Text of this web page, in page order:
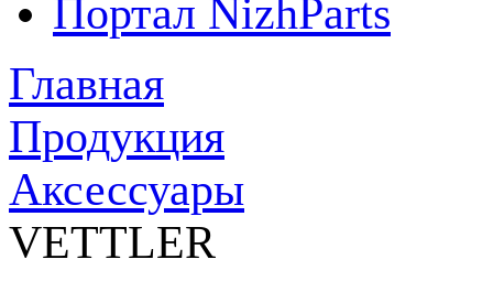
Портал NizhParts
Главная
Продукция
Аксессуары
VETTLER